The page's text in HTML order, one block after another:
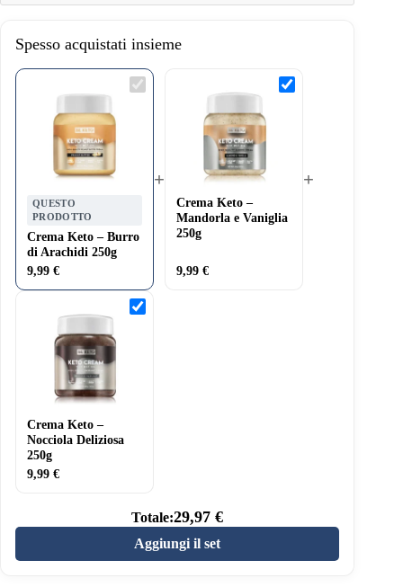
Spesso acquistati insieme
Crema
Keto
QUESTO
PRODOTTO
Crema Keto – Burro
di Arachidi 250g
9,99 €
+
Crema
Keto
Crema Keto –
Mandorla e Vaniglia
250g
9,99€
+
Crema
Keto
Crema Keto –
Nocciola Deliziosa
250g
9,99 €
Totale:29,97€
Aggiungi il set